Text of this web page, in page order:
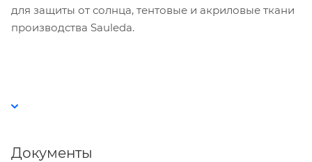
для защиты от солнца, тентовые и акриловые ткани
производства Sauleda.
Документы